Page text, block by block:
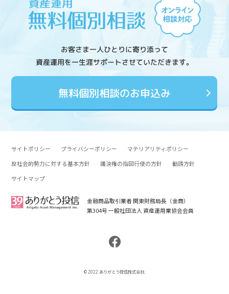
お客さま一人ひとりに寄り添って
資産運用を一生涯サポートさせていただきます。
無料個別相談のお申込み
サイトポリシー プライバシーポリシー
マテリアリティポリシー
反社会的勢力に対する基本方針
議決権の指図行使の方針
勧誘方針
サイトマップ
金融商品取引業者 関東財務局長（金商）
第304号 一般社団法人 資産運用業協会会員
© 2022 ありがとう投信株式会社.